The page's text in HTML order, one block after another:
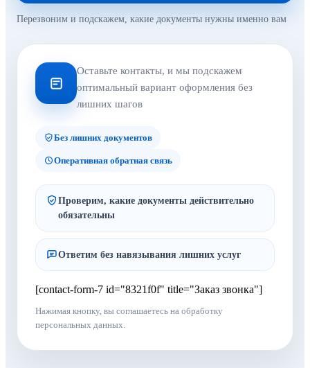
Перезвоним и подскажем, какие документы нужны именно вам
Оставьте контакты, и мы подскажем
оптимальный вариант оформления без
лишних шагов
Без лишних документов
Оперативная обратная связь
Проверим, какие документы действительно
обязательны
Ответим без навязывания лишних услуг
[contact-form-7 id="8321f0f" title="Заказ звонка"]
Нажимая кнопку, вы соглашаетесь на обработку
персональных данных.